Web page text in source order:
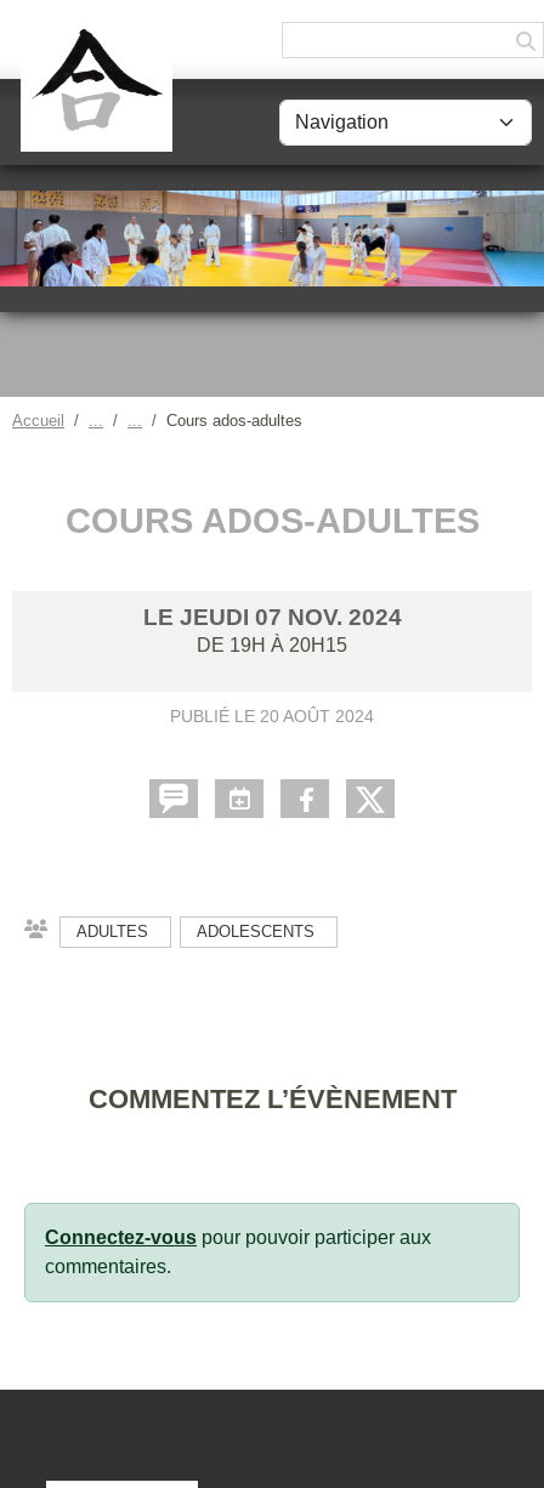
Accueil Cours ados-adultes
COURS ADOS-ADULTES
LE JEUDI 07 NOV. 2024
DE 19H À 20H15
PUBLIÉ LE 20 AOÛT 2024
ADULTES ADOLESCENTS
COMMENTEZ L’ÉVÈNEMENT
Connectez-vous pour pouvoir participer aux
commentaires.